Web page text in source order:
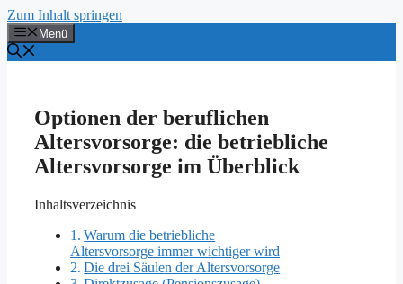
Zum Inhalt springen
Menü
Optionen der beruflichen
Altersvorsorge: die betriebliche
Altersvorsorge im Überblick
Inhaltsverzeichnis
Warum die betriebliche
Altersvorsorge immer wichtiger wird
Die drei Säulen der Altersvorsorge